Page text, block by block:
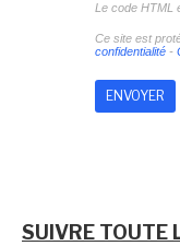
Le code HTML
Ce site est
confidentialité-
SUIVRE TOUTE